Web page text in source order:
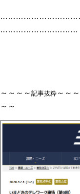
…………………………
～～～～ 記事抜粋 ～～
～～